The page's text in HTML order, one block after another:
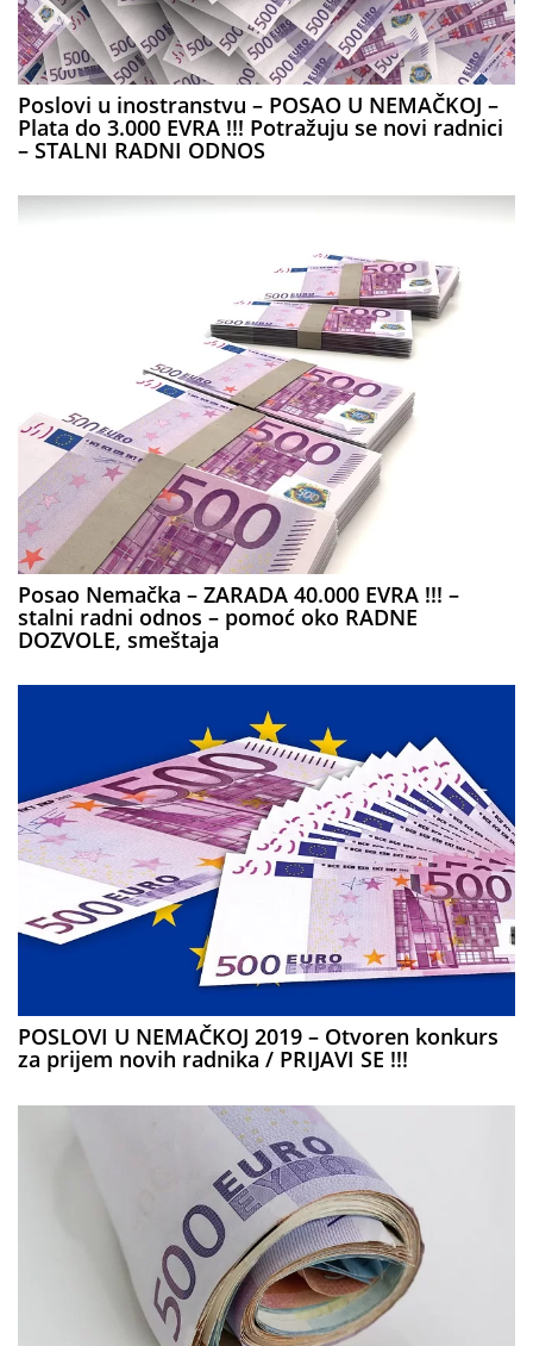
Poslovi u inostranstvu – POSAO U NEMAČKOJ –
Plata do 3.000 EVRA !!! Potražuju se novi radnici
– STALNI RADNI ODNOS
Posao Nemačka – ZARADA 40.000 EVRA !!! –
stalni radni odnos – pomoć oko RADNE
DOZVOLE, smeštaja
POSLOVI U NEMAČKOJ 2019 – Otvoren konkurs
za prijem novih radnika / PRIJAVI SE !!!